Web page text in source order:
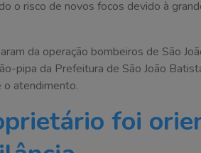
o risco de novos focos devido à
da operação bombeiros de São
pipa da Prefeitura de São João
o atendimento.
foi